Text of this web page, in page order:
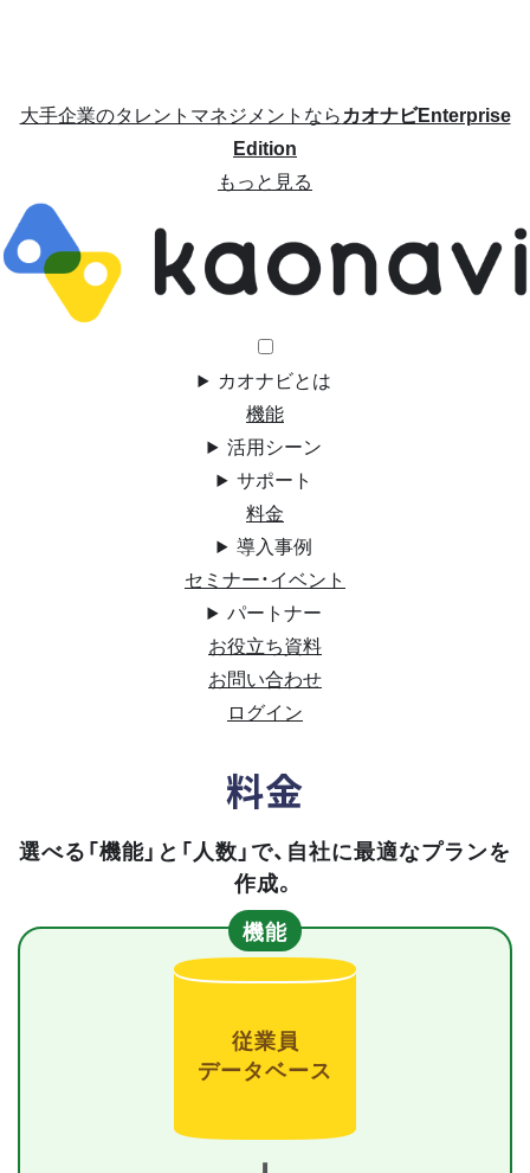
大手企業のタレントマネジメントならカオナビEnterprise
Edition
もっと見る
カオナビとは
機能
活用シーン
サポート
料金
導入事例
セミナー・イベント
パートナー
お役立ち資料
お問い合わせ
ログイン
料金
選べる「機能」と「人数」で、自社に最適なプランを
作成。
機能
従業員
データベース